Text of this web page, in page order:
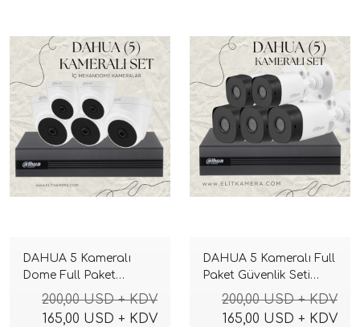
DAHUA 5 Kameralı
Dome Full Paket
Güvenlik Seti Sistemi
200,00 USD + KDV
165,00 USD + KDV
DAHUA 5 Kameralı Full
Paket Güvenlik Seti
Sistemi
200,00 USD + KDV
165,00 USD + KDV